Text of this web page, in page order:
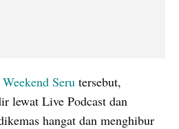
Weekend Seru tersebut,
lewat Live Podcast dan
hangat dan menghibur